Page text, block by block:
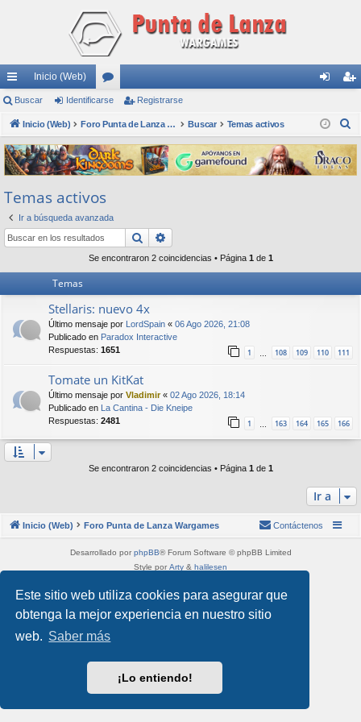
Este sitio web utiliza cookies para asegurar que
obtenga la mejor experiencia en nuestro sitio
web. Saber más
¡Lo entiendo!
nl
ac
es
rá
pi
do
s
Inicio (Web)
or
os nti
fic
ar
ist
ra
rs
Buscar Identificarse Registrarse
Inicio (Web) Foro Punta de Lanza Wargames Buscar Temas activos
s
c
Temas activos
Ir a búsqueda avanzada
Buscar
Se encontraron 2 coincidencias • Página 1 de 1
Temas
Stellaris: nuevo 4x
Último mensaje por LordSpain « 06 Ago 2026, 21:08
Publicado en Paradox Interactive
Respuestas: 1651 1 108 109 110 111
Tomate un KitKat
Último mensaje por Vladimir« 02 Ago 2026, 18:14
Publicado en La Cantina - Die Kneipe
Respuestas: 2481 1 163 164 165 166
Se encontraron 2 coincidencias • Página 1 de 1
Ir a
Inicio (Web) Foro Punta de Lanza Wargames Contáctenos
Desarrollado por phpBB® Forum Software © phpBB Limited
Style por Arty & halilesen
Privacidad| Condiciones